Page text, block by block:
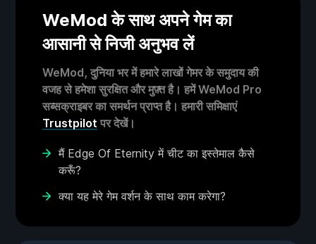
WeMod के साथ अपने गेम का
आसानी से निजी अनुभव लें
WeMod, दुनिया भर में हमारे लाखों गेमर के समुदाय की
वजह से हमेशा सुरक्षित और मुफ़्त है। हमें WeMod Pro
सब्सक्राइबर का समर्थन प्राप्त है। हमारी समिक्षाएं
Trustpilot पर देखें।
मैं Edge Of Eternity में चीट का इस्तेमाल कैसे
करूँ?
क्या यह मेरे गेम वर्शन के साथ काम करेगा?